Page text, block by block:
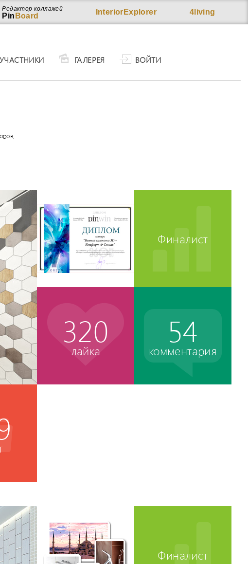
4living
InteriorExplorer
Редактор коллажей
Pin Board
УЧАСТНИКИ ГАЛЕРЕЯ ВОЙТИ
Финалист
320
лайка
54
комментария
Финалист